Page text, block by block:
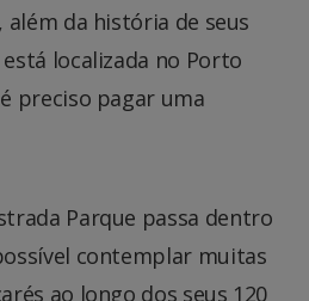
da história de seus
localizada no Porto
preciso pagar uma
Parque passa dentro
contemplar muitas
ao longo dos seus 120